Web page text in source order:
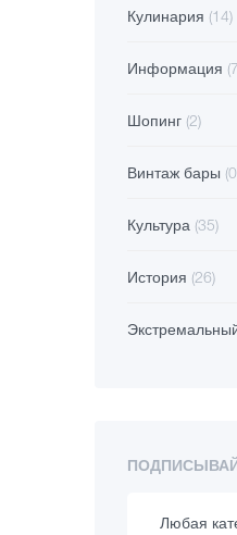
Кулинария (14)
Информация
Шопинг (2)
Винтаж бары
Культура (35)
История (26)
Любая